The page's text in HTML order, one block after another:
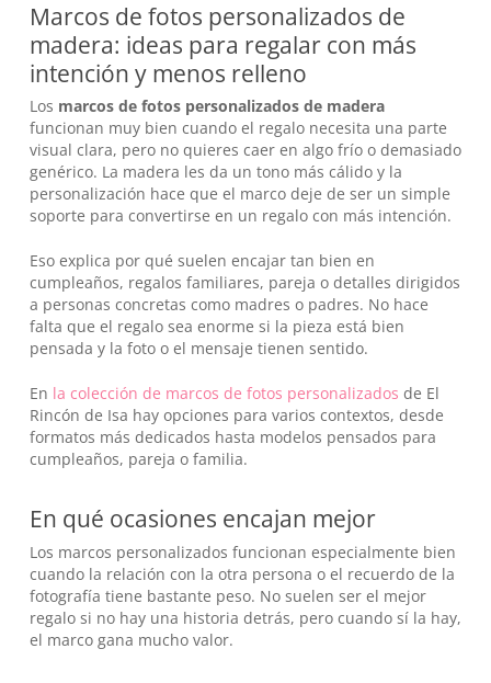
Marcos de fotos personalizados de
madera: ideas para regalar con más
intención y menos relleno
Los marcos de fotos personalizados de madera
funcionan muy bien cuando el regalo necesita una parte
visual clara, pero no quieres caer en algo frío o demasiado
genérico. La madera les da un tono más cálido y la
personalización hace que el marco deje de ser un simple
soporte para convertirse en un regalo con más intención.
Eso explica por qué suelen encajar tan bien en
cumpleaños, regalos familiares, pareja o detalles dirigidos
a personas concretas como madres o padres. No hace
falta que el regalo sea enorme si la pieza está bien
pensada y la foto o el mensaje tienen sentido.
En la colección de marcos de fotos personalizados de El
Rincón de Isa hay opciones para varios contextos, desde
formatos más dedicados hasta modelos pensados para
cumpleaños, pareja o familia.
En qué ocasiones encajan mejor
Los marcos personalizados funcionan especialmente bien
cuando la relación con la otra persona o el recuerdo de la
fotografía tiene bastante peso. No suelen ser el mejor
regalo si no hay una historia detrás, pero cuando sí la hay,
el marco gana mucho valor.